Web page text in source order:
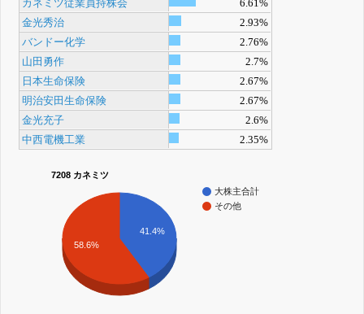
カネミツ従業員持株会
6.61%
金光秀治
2.93%
バンドー化学
2.76%
山田勇作
2.7%
日本生命保険
2.67%
明治安田生命保険
2.67%
金光充子
2.6%
中西電機工業
2.35%
7208 カネミツ
大株主合計
その他
41.4%
58.6%